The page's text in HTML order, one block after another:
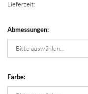
Lieferzeit:
Abmessungen:
Farbe: